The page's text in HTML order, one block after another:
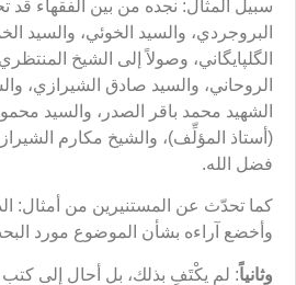
سبيل المثال: نجده من بين الفقهاء
البروجردي، والسيد الخوئي، والسيد
الگلپايگاني، وصولاً إلى الشيخ
الروحاني، والسيد صادق الشيرازي،
الشهيد محمد باقر الصدر، والسيد
(أستاذ المؤلِّف)، والشيخ مكارم
فضل الله.
كما تحدّث عن المستنيرين من أمثال:
وأخضع آراءه بشأن الموضوع مورد
وثانياً: لم يكْتَفِ بذلك، بل أحال إلى